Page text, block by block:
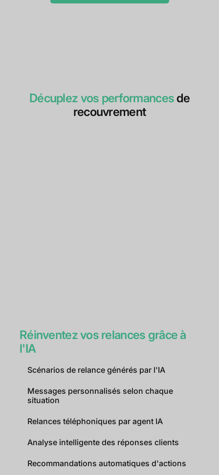
Décuplez vos performances de
recouvrement
Réinventez vos relances grâce à
l'IA
Scénarios de relance générés par l'IA
Messages personnalisés selon chaque
situation
Relances téléphoniques par agent IA
Analyse intelligente des réponses clients
Recommandations automatiques d'actions